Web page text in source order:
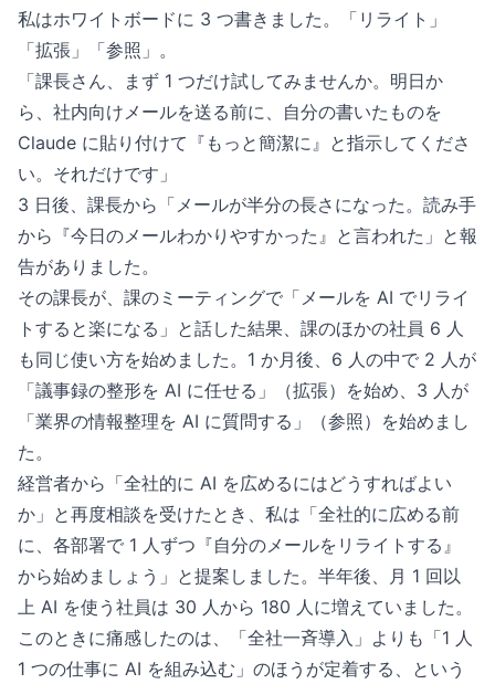
私はホワイトボードに 3 つ書きました。「リライト」
「拡張」「参照」。
「課長さん、まず 1 つだけ試してみませんか。明日か
ら、社内向けメールを送る前に、自分の書いたものを
Claude に貼り付けて『もっと簡潔に』と指示してくださ
い。それだけです」
3 日後、課長から「メールが半分の長さになった。読み手
から『今日のメールわかりやすかった』と言われた」と報
告がありました。
その課長が、課のミーティングで「メールを AI でリライ
トすると楽になる」と話した結果、課のほかの社員 6 人
も同じ使い方を始めました。1 か月後、6 人の中で 2 人が
「議事録の整形を AI に任せる」（拡張）を始め、3 人が
「業界の情報整理を AI に質問する」（参照）を始めまし
た。
経営者から「全社的に AI を広めるにはどうすればよい
か」と再度相談を受けたとき、私は「全社的に広める前
に、各部署で 1 人ずつ『自分のメールをリライトする』
から始めましょう」と提案しました。半年後、月 1 回以
上 AI を使う社員は 30 人から 180 人に増えていました。
このときに痛感したのは、「全社一斉導入」よりも「1 人
1 つの仕事に AI を組み込む」のほうが定着する、という